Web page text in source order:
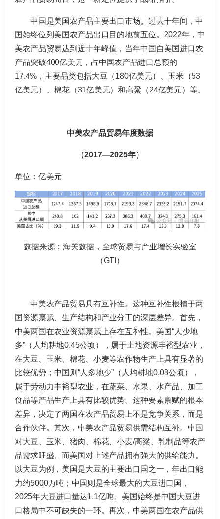
中国是美国农产品主要出口市场。过去十年间，中
国始终位列美国农产品出口目的地前五位。2022年，中
美农产品贸易达到近十年峰值，当年中国自美国进口农
产品突破400亿美元，占中国农产品进口总额的
17.4%，主要品类包括大豆（180亿美元）、玉米（53
亿美元）、棉花（31亿美元）和高粱（24亿美元）等。
中美农产品贸易年度数据
（2017—2025年）
单位：亿美元
数据来源：海关数据，全球贸易与产业增长实验室
（GTI）
中美农产品贸易具有互补性。这种互补性根植于两
国资源禀赋、生产结构和产业分工的深层差异。首先，
中美两国在农业资源禀赋上存在互补性。美国“人少地
多”（人均耕地0.45公顷），属于土地资源丰裕型农业，
在大豆、玉米、棉花、小麦等农作物生产上具有显著的
比较优势；中国则“人多地少”（人均耕地0.08公顷），
属于劳动力丰裕型农业，在蔬菜、水果、水产品、加工
食品等产品生产上具有比较优势。这种要素禀赋的根本
差异，决定了两国在农产品贸易上不是竞争关系，而是
合作伙伴。其次，中美农产品贸易供需结构互补。中国
对大豆、玉米、猪肉、棉花、小麦/高粱、乳制品等农产
品需求旺盛。而美国对上述产品拥有强大的供给能力。
以大豆为例，美国是大豆的主要出口国之一，年出口能
力约5000万吨；中国则是全球最大的大豆进口国，
2025年大豆进口量达1.1亿吨。美国始终是中国大豆进
口格局中不可缺失的一环。再次，中美两国在农产品供